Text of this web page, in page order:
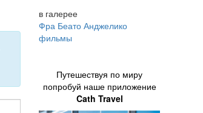
в галерее
Фра Беато Анджелико
фильмы
Путешествуя по миру
попробуй наше приложение
Cath Travel